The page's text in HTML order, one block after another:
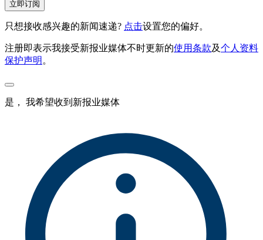
立即订阅
只想接收感兴趣的新闻速递? 点击设置您的偏好。
注册即表示我接受新报业媒体不时更新的使用条款及个人资料
保护声明 。
是， 我希望收到新报业媒体